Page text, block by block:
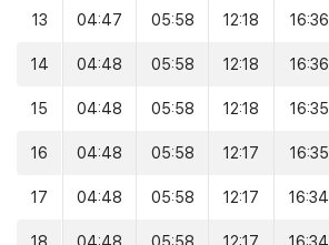
13 04:47 05:58 12:18 16:36
14 04:48 05:58 12:18 16:36
15 04:48 05:58 12:18 16:35
16 04:48 05:58 12:17 16:35
17 04:48 05:58 12:17 16:34